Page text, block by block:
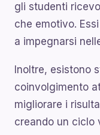
gli studenti
che emotivo.
a impegnarsi
Inoltre, esistono
coinvolgimento
migliorare i
creando un ciclo